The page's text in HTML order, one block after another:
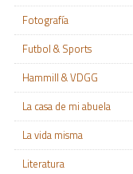
Fotografía
Futbol & Sports
Hammill & VDGG
La casa de mi abuela
La vida misma
Literatura